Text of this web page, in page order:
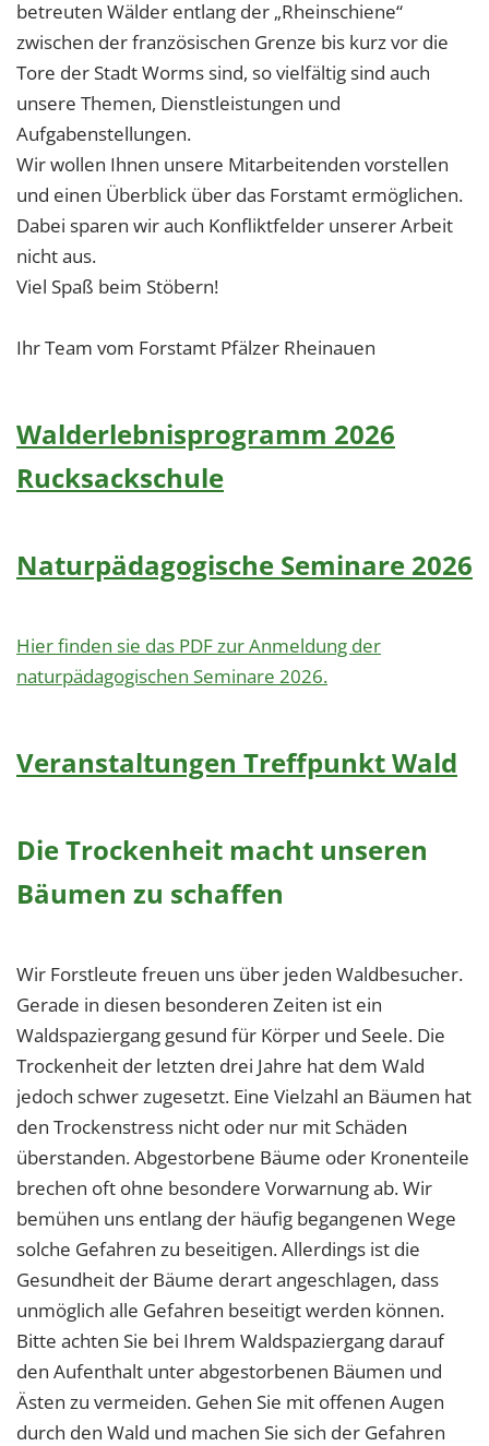
betreuten Wälder entlang der „Rheinschiene“
zwischen der französischen Grenze bis kurz vor die
Tore der Stadt Worms sind, so vielfältig sind auch
unsere Themen, Dienstleistungen und
Aufgabenstellungen.
Wir wollen Ihnen unsere Mitarbeitenden vorstellen
und einen Überblick über das Forstamt ermöglichen.
Dabei sparen wir auch Konfliktfelder unserer Arbeit
nicht aus.
Viel Spaß beim Stöbern!
Ihr Team vom Forstamt Pfälzer Rheinauen
Walderlebnisprogramm 2026
Rucksackschule
Naturpädagogische Seminare 2026
Hier finden sie das PDF zur Anmeldung der
naturpädagogischen Seminare 2026.
Veranstaltungen Treffpunkt Wald
Die Trockenheit macht unseren
Bäumen zu schaffen
Wir Forstleute freuen uns über jeden Waldbesucher.
Gerade in diesen besonderen Zeiten ist ein
Waldspaziergang gesund für Körper und Seele. Die
Trockenheit der letzten drei Jahre hat dem Wald
jedoch schwer zugesetzt. Eine Vielzahl an Bäumen hat
den Trockenstress nicht oder nur mit Schäden
überstanden. Abgestorbene Bäume oder Kronenteile
brechen oft ohne besondere Vorwarnung ab. Wir
bemühen uns entlang der häufig begangenen Wege
solche Gefahren zu beseitigen. Allerdings ist die
Gesundheit der Bäume derart angeschlagen, dass
unmöglich alle Gefahren beseitigt werden können.
Bitte achten Sie bei Ihrem Waldspaziergang darauf
den Aufenthalt unter abgestorbenen Bäumen und
Ästen zu vermeiden. Gehen Sie mit offenen Augen
durch den Wald und machen Sie sich der Gefahren